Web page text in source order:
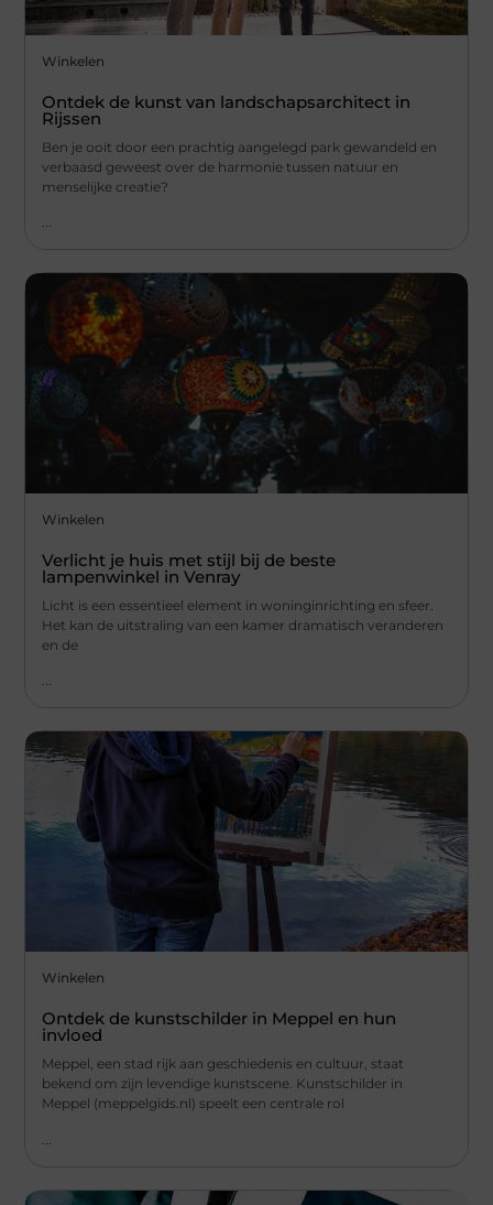
Winkelen
Ontdek de kunst van landschapsarchitect in
Rijssen
Ben je ooit door een prachtig aangelegd park gewandeld en
verbaasd geweest over de harmonie tussen natuur en
menselijke creatie?
Winkelen
Verlicht je huis met stijl bij de beste
lampenwinkel in Venray
Licht is een essentieel element in woninginrichting en sfeer.
Het kan de uitstraling van een kamer dramatisch veranderen
en de
...
Winkelen
Ontdek de kunstschilder in Meppel en hun
invloed
Meppel, een stad rijk aan geschiedenis en cultuur, staat
bekend om zijn levendige kunstscene. Kunstschilder in
Meppel (meppelgids.nl) speelt een centrale rol